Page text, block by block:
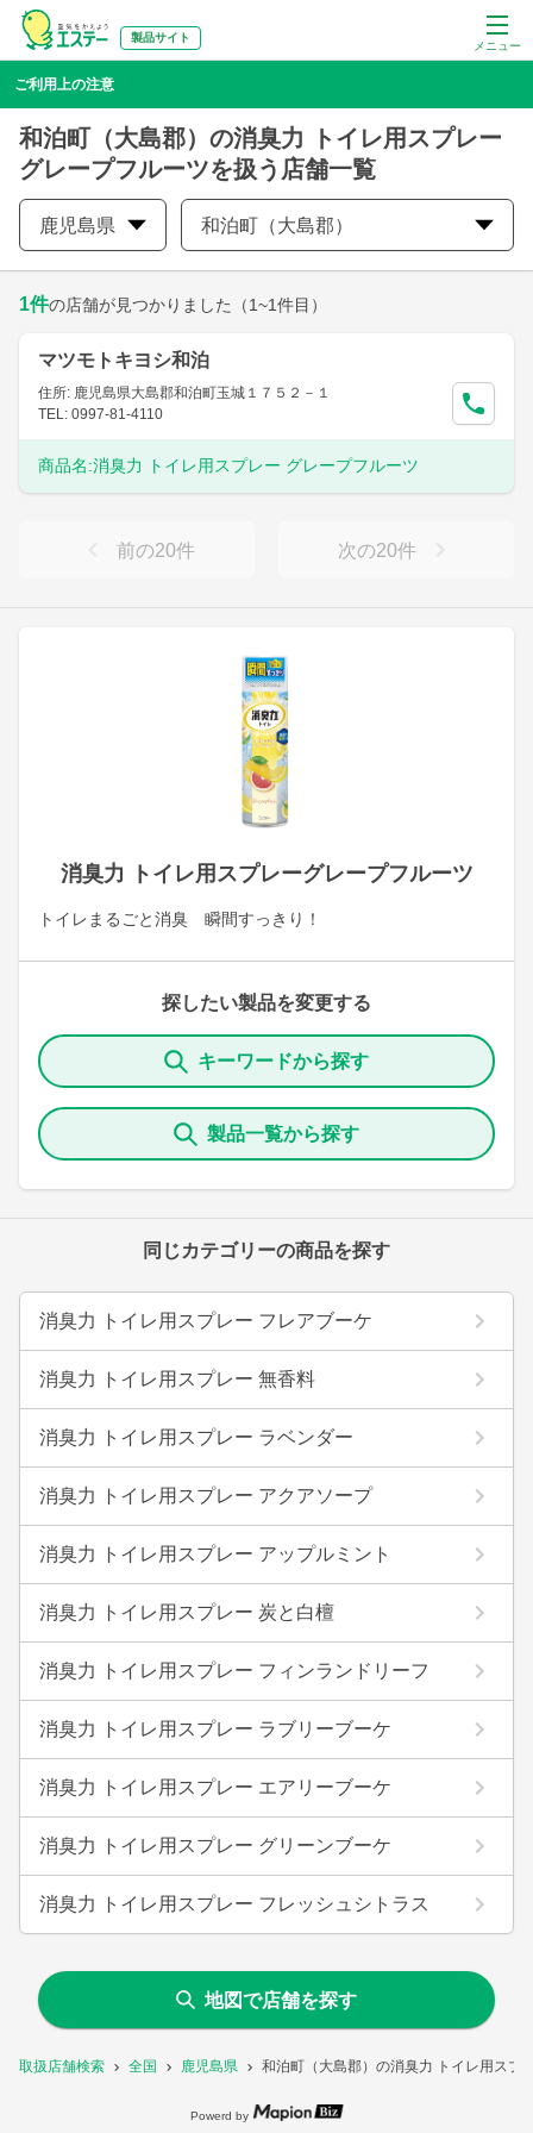
メニュー
製品サイト
取扱店舗検索 全国 鹿児島県 和泊町（大島郡）の消臭力 トイレ用スプ
ご利用上の注意
和泊町（大島郡）の消臭力 トイレ用スプレー
グレープフルーツを扱う店舗一覧
鹿児島県 和泊町（大島郡）
消臭力 トイレ用スプレーグレープフルーツ
トイレまるごと消臭 瞬間すっきり！
探したい製品を変更する
キーワードから探す
製品一覧から探す
同じカテゴリーの商品を探す
消臭力 トイレ用スプレー フレアブーケ
消臭力 トイレ用スプレー 無香料
消臭力 トイレ用スプレー ラベンダー
消臭力 トイレ用スプレー アクアソープ
消臭力 トイレ用スプレー アップルミント
消臭力 トイレ用スプレー 炭と白檀
消臭力 トイレ用スプレー フィンランドリーフ
消臭力 トイレ用スプレー ラブリーブーケ
消臭力 トイレ用スプレー エアリーブーケ
消臭力 トイレ用スプレー グリーンブーケ
消臭力 トイレ用スプレー フレッシュシトラス
1件の店舗が見つかりました （1~1件目）
マツモトキヨシ和泊
住所: 鹿児島県大島郡和泊町玉城１７５２－１
TEL: 0997-81-4110
商品名:消臭力 トイレ用スプレー グレープフルーツ
前の20件 次の20件
地図で店舗を探す
Powerd by